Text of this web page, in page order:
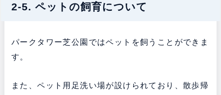
2-5. ペットの飼育について
パークタワー芝公園ではペットを飼うことができま
す。
また、ペット用足洗い場が設けられており、散歩帰